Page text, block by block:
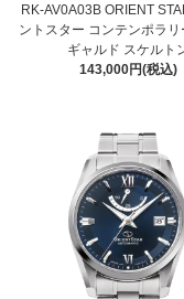
RK-AV0A03B ORIENT
ントスター コンテンポラリ
ギャルド スケルト
143,000円(税込)